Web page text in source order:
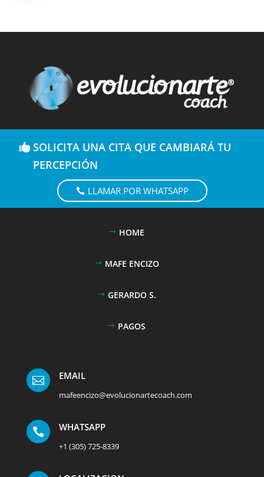
SOLICITA UNA CITA QUE CAMBIARÁ TU
PERCEPCIÓN
LLAMAR POR WHATSAPP
HOME
MAFE ENCIZO
GERARDO S.
PAGOS
 EMAIL
mafeencizo@evolucionartecoach.com
 WHATSAPP
+1 (305) 725-8339